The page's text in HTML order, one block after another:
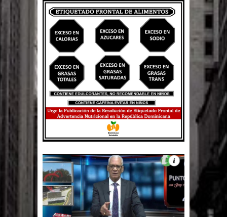
muertos
Heridos y edificios colapsados tras
terremoto de magnitud 7,1 en Japón
Poder Ejecutivo promulga
modificaciones al nuevo Código Penal
Diputado Félix Michell Rodríguez
reveló que con Presupuesto
Complementario gobierno endeuda
país con 3,500 millones de dólares
El PRM tendrá desde el próximo